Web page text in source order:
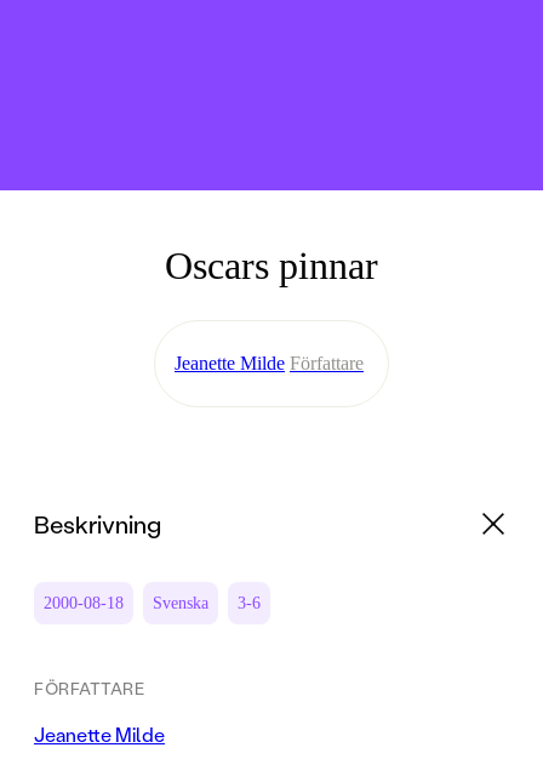
Oscars pinnar
Jeanette Milde Författare
Beskrivning
2000-08-18 Svenska 3-6
FÖRFATTARE
Jeanette Milde